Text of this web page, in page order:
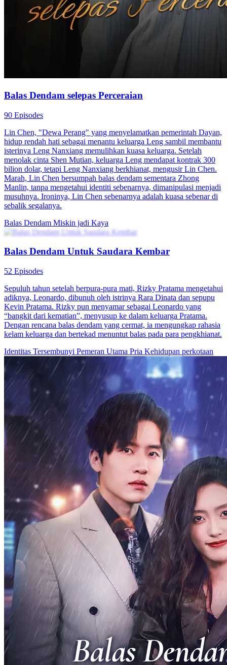
Asmara di Balik Dendam
60 Episodes
Adik Le Chuchu dipaksa bunuh diri oleh tiga pewaris kaya, ibunya
jadi vegetatif. Demi balas dendam, ia keluar sekolah dan masuk klub
elit untuk mendekati Pei Qingji, penguasa berkuasa. Dalam
permainan penuh siasat, ia tak sadar menyerahkan hati pada pria
yang awalnya hanya alat balas dendam.
Balas DendamTeka-Teki Identitas